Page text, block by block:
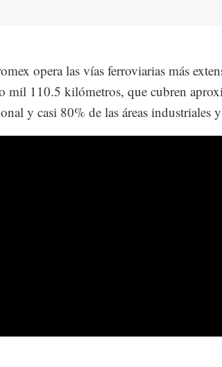
opera las vías ferroviarias más
mil 110.5 kilómetros, que cubren
y casi 80% de las áreas industriales